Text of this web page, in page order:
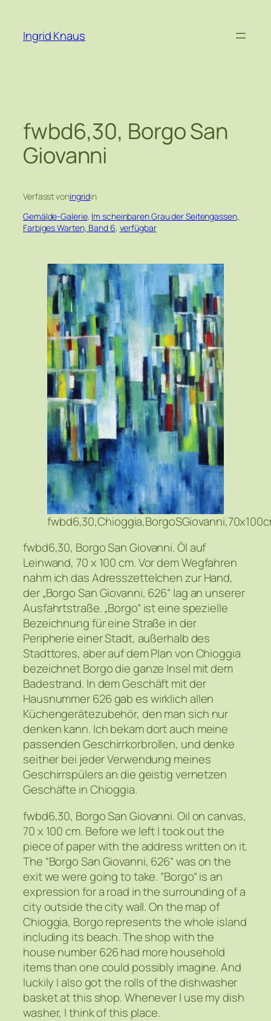
springen
Ingrid Knaus
fwbd6,30, Borgo San
Giovanni
Verfasst voningridin
Gemälde-Galerie, Im scheinbaren Grau der Seitengassen,
Farbiges Warten, Band 6, verfügbar
fwbd6,30, Borgo San Giovanni. Öl auf
Leinwand, 70 x 100 cm. Vor dem Wegfahren
nahm ich das Adresszettelchen zur Hand,
der „Borgo San Giovanni, 626“ lag an unserer
Ausfahrtstraße. „Borgo“ ist eine spezielle
Bezeichnung für eine Straße in der
Peripherie einer Stadt, außerhalb des
Stadttores, aber auf dem Plan von Chioggia
bezeichnet Borgo die ganze Insel mit dem
Badestrand. In dem Geschäft mit der
Hausnummer 626 gab es wirklich allen
Küchengerätezubehör, den man sich nur
denken kann. Ich bekam dort auch meine
passenden Geschirrkorbrollen, und denke
seither bei jeder Verwendung meines
Geschirrspülers an die geistig vernetzen
Geschäfte in Chioggia.
fwbd6,30, Borgo San Giovanni. Oil on canvas,
70 x 100 cm. Before we left I took out the
piece of paper with the address written on it.
The “Borgo San Giovanni, 626“ was on the
exit we were going to take. “Borgo“ is an
expression for a road in the surrounding of a
city outside the city wall. On the map of
Chioggia, Borgo represents the whole island
including its beach. The shop with the
house number 626 had more household
items than one could possibly imagine. And
luckily I also got the rolls of the dishwasher
basket at this shop. Whenever I use my dish
washer, I think of this place.